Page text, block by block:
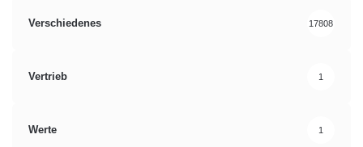
Verschiedenes 17808
Vertrieb 1
Werte 1